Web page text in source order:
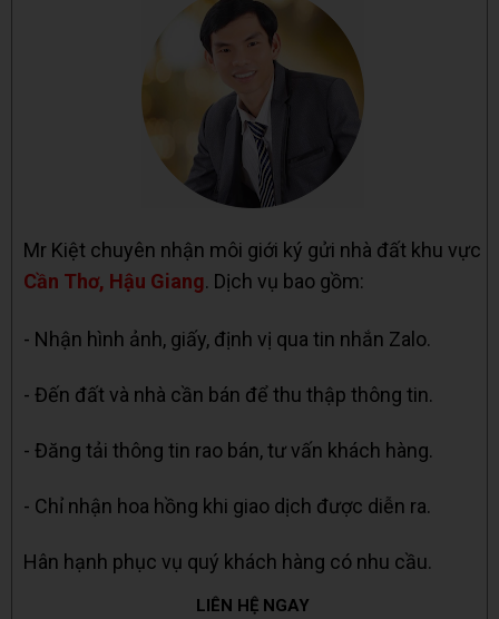
Mr Kiệt chuyên nhận môi giới ký gửi nhà đất khu vực
Cần Thơ, Hậu Giang. Dịch vụ bao gồm:
- Nhận hình ảnh, giấy, định vị qua tin nhắn Zalo.
- Đến đất và nhà cần bán để thu thập thông tin.
- Đăng tải thông tin rao bán, tư vấn khách hàng.
- Chỉ nhận hoa hồng khi giao dịch được diễn ra.
Hân hạnh phục vụ quý khách hàng có nhu cầu.
LIÊN HỆ NGAY